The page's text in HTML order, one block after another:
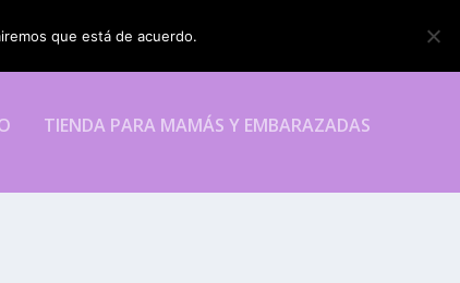
TIENDA PARA MAMÁS Y EMBARAZADAS
que está de acuerdo.